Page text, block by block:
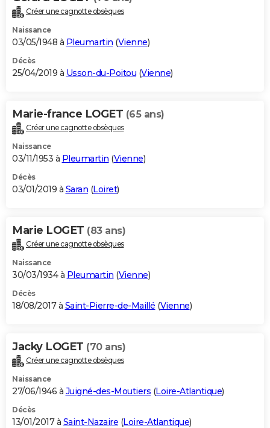
Créer une cagnotte obsèques
Naissance
03/05/1948 à Pleumartin (Vienne)
Décès
25/04/2019 à Usson-du-Poitou (Vienne)
Marie-france LOGET (65 ans)
Créer une cagnotte obsèques
Naissance
03/11/1953 à Pleumartin (Vienne)
Décès
03/01/2019 à Saran (Loiret)
Marie LOGET (83 ans)
Créer une cagnotte obsèques
Naissance
30/03/1934 à Pleumartin (Vienne)
Décès
18/08/2017 à Saint-Pierre-de-Maillé (Vienne)
Jacky LOGET (70 ans)
Créer une cagnotte obsèques
Naissance
27/06/1946 à Juigné-des-Moutiers (Loire-Atlantique)
Décès
13/01/2017 à Saint-Nazaire (Loire-Atlantique)